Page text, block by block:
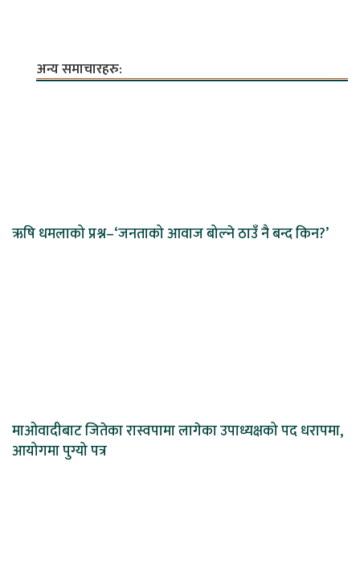
अन्य समाचारहरु:
ऋषि धमलाको प्रश्न–‘जनताको आवाज बोल्ने ठाउँ नै बन्द किन?’
माओवादीबाट जितेका रास्वपामा लागेका उपाध्यक्षको पद धरापमा,
आयोगमा पुग्यो पत्र